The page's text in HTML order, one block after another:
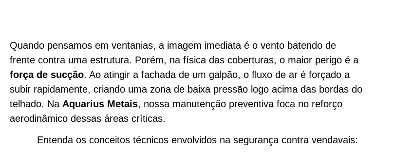
Quando pensamos em ventanias, a imagem imediata é o vento batendo de
frente contra uma estrutura. Porém, na física das coberturas, o maior perigo é a
força de sucção. Ao atingir a fachada de um galpão, o fluxo de ar é forçado a
subir rapidamente, criando uma zona de baixa pressão logo acima das bordas do
telhado. Na Aquarius Metais, nossa manutenção preventiva foca no reforço
aerodinâmico dessas áreas críticas.
Entenda os conceitos técnicos envolvidos na segurança contra vendavais: